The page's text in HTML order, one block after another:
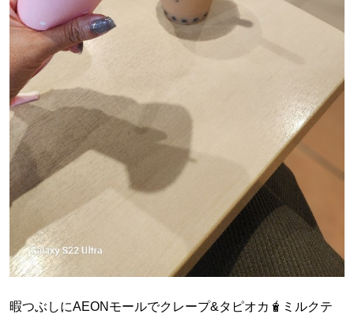
暇つぶしにAEONモールでクレープ&タピオカ🧋ミルクテ